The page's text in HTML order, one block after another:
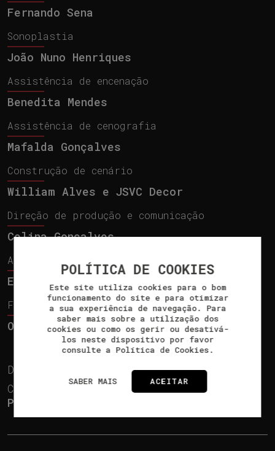
POLÍTICA DE COOKIES
Este site utiliza cookies para o bom
funcionamento do site e para otimizar
a sua experiência de navegação. Para
saber mais sobre a utilização dos
cookies ou como os gerir ou desativá-
los neste dispositivo por favor
consulte a Política de Cookies.
SABER MAIS ACEITAR
Fernando Sena
Sonoplastia
João Nuno Henriques
Assistência de encenação
Benedita Mendes
Assistência de cenografia
Mafalda Gonçalves
Construção de cenário
William Alves e JSVC Decor
Direção de produção e comunicação
Celina Gonçalves
Assistência de produção e comunicação
Ellen Alves e Patrícia Morais
Fotografia e vídeo
Ovelha Eléctrica
Duração aprox.:
80 min.
Classificação etária:
Para maiores de 14 anos